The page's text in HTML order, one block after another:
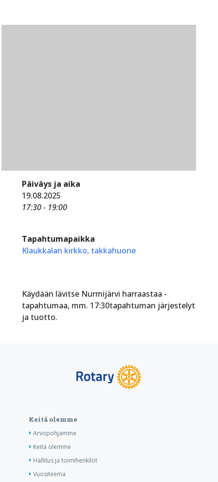
Päiväys ja aika
19.08.2025
17:30 - 19:00
Tapahtumapaikka
Klaukkalan kirkko, takkahuone
Käydään lävitse Nurmijärvi harraastaa -
tapahtumaa, mm. 17:30tapahtuman järjestelyt
ja tuotto.
Keitä olemme
Arvopohjamme
Keitä olemme
Hallitus ja toimihenkilöt
Vuositeema